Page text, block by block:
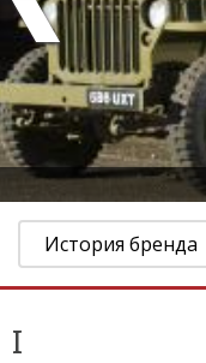
История бренда
I